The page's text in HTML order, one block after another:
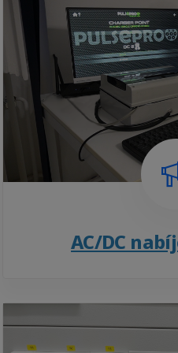
AC/DC